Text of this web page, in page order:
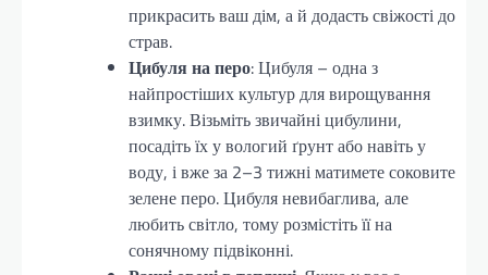
прикрасить ваш дім, а й додасть свіжості до
страв.
Цибуля на перо: Цибуля – одна з
найпростіших культур для вирощування
взимку. Візьміть звичайні цибулини,
посадіть їх у вологий ґрунт або навіть у
воду, і вже за 2–3 тижні матимете соковите
зелене перо. Цибуля невибаглива, але
любить світло, тому розмістіть її на
сонячному підвіконні.